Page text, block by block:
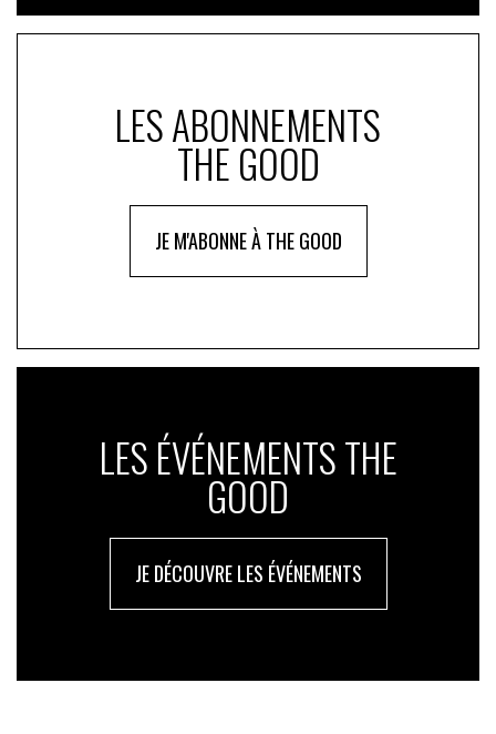
LES ABONNEMENTS
THE GOOD
JE M'ABONNE À THE GOOD
LES ÉVÉNEMENTS THE
GOOD
JE DÉCOUVRE LES ÉVÉNEMENTS